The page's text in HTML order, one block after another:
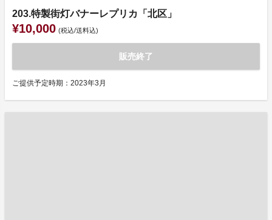
203.特製街灯バナーレプリカ「北区」
¥10,000 (税込/送料込)
販売終了
ご提供予定時期：2023年3月